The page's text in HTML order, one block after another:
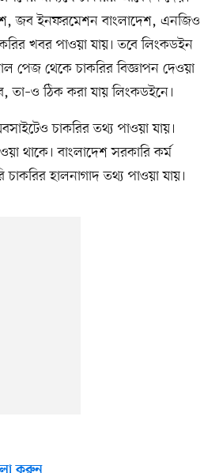
জব ইনফরমেশন বাংলাদেশ, এনজিও
খবর পাওয়া যায়। তবে লিংকডইন
পেজ থেকে চাকরির বিজ্ঞাপন দেওয়া
তা–ও ঠিক করা যায় লিংকডইনে।
চাকরির তথ্য পাওয়া যায়।
থাকে। বাংলাদেশ সরকারি কর্ম
হালনাগাদ তথ্য পাওয়া যায়।